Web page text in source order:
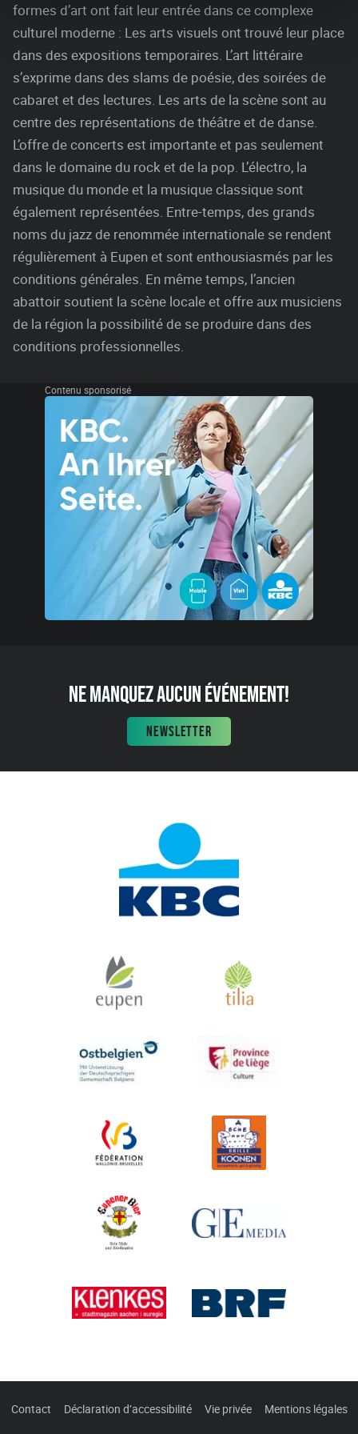
formes d’art ont fait leur entrée dans ce complexe
culturel moderne : Les arts visuels ont trouvé leur place
dans des expositions temporaires. L’art littéraire
s’exprime dans des slams de poésie, des soirées de
cabaret et des lectures. Les arts de la scène sont au
centre des représentations de théâtre et de danse.
L’offre de concerts est importante et pas seulement
dans le domaine du rock et de la pop. L’électro, la
musique du monde et la musique classique sont
également représentées. Entre-temps, des grands
noms du jazz de renommée internationale se rendent
régulièrement à Eupen et sont enthousiasmés par les
conditions générales. En même temps, l’ancien
abattoir soutient la scène locale et offre aux musiciens
de la région la possibilité de se produire dans des
conditions professionnelles.
Contenu sponsorisé
NE MANQUEZ AUCUN ÉVÉNEMENT!
NEWSLETTER
Contact Déclaration d’accessibilité Vie privée Mentions légales